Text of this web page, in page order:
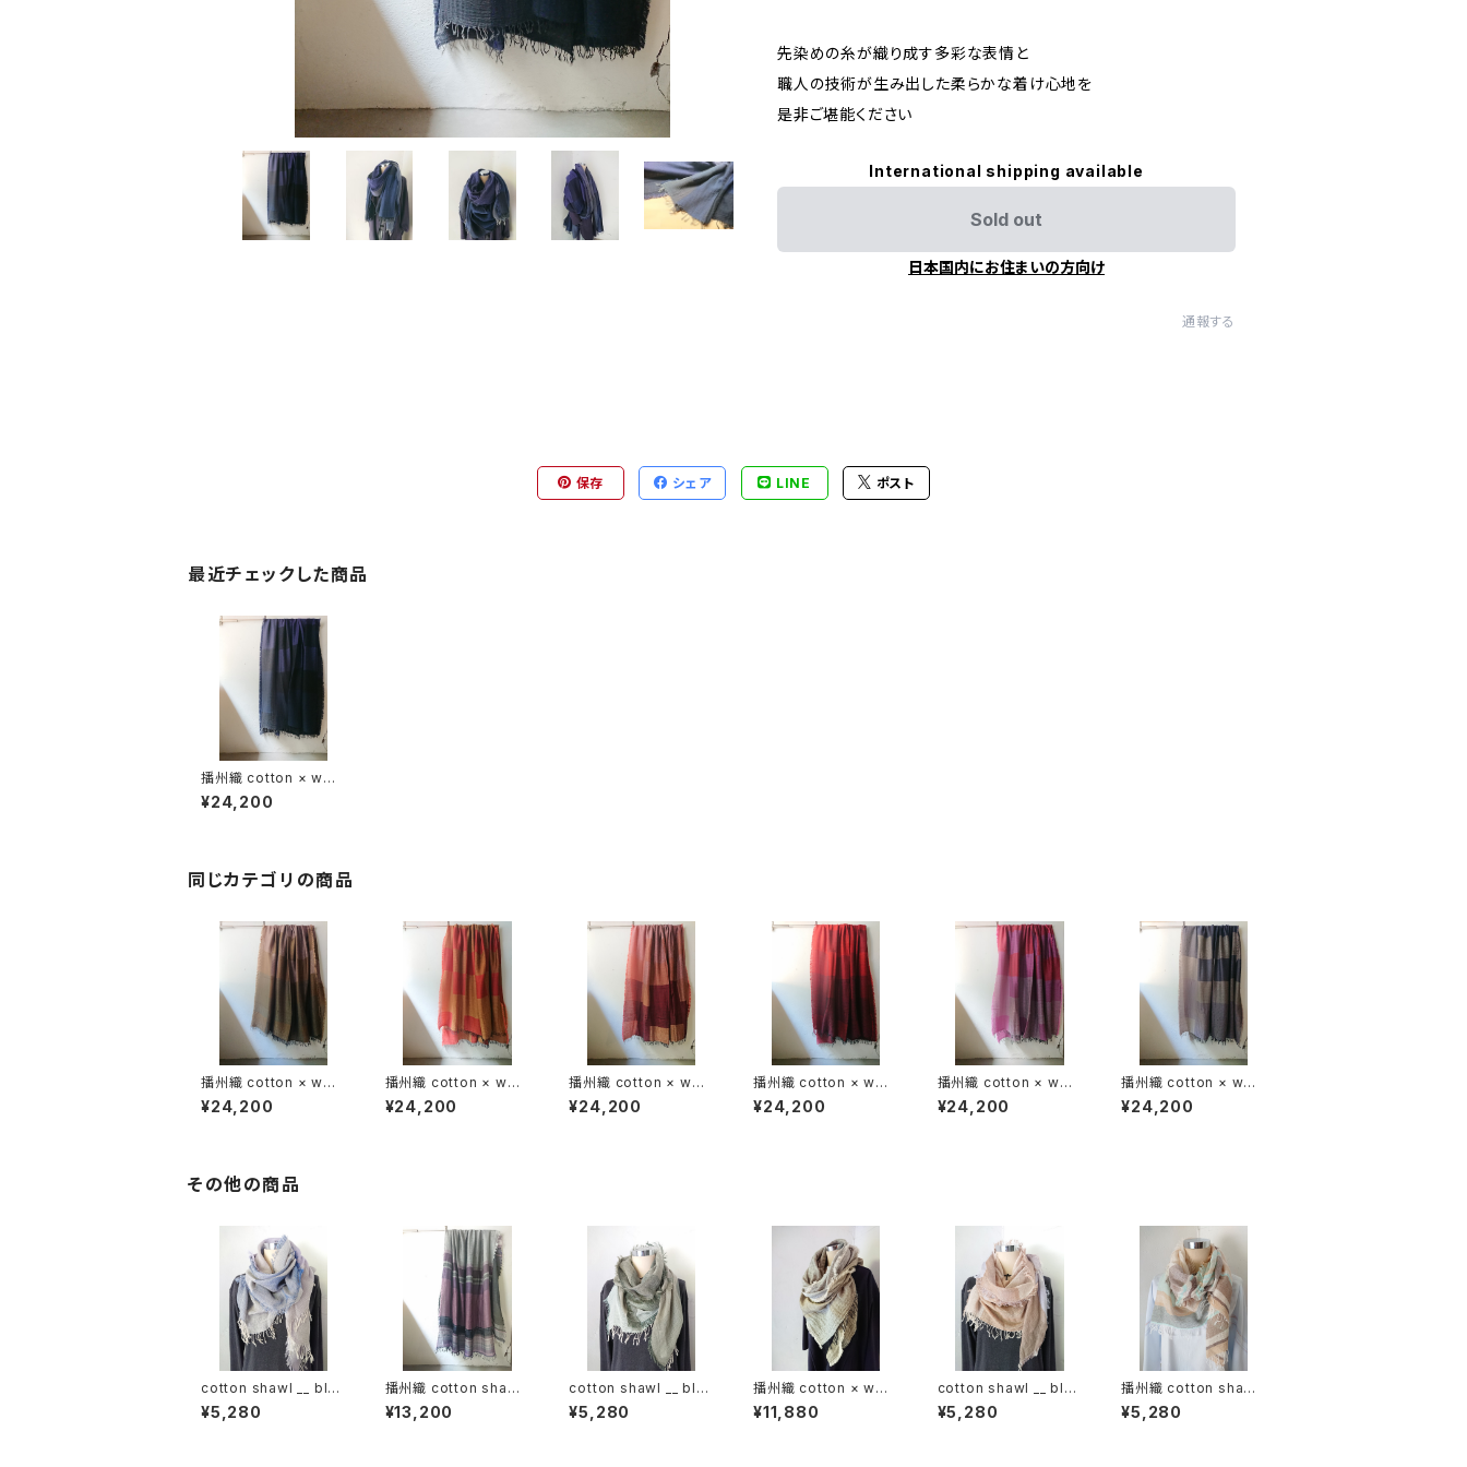
先染めの糸が織り成す多彩な表情と
職人の技術が生み出した柔らかな着け心地を
是非ご堪能ください
International shipping available
Sold out
日本国内にお住まいの方向け
通報する
保存 シェア LINE ポスト
最近チェックした商品
播州織 cotton × woo
l __ block 220-120
秋宵GK
¥24,200
同じカテゴリの商品
播州織 cotton × woo
l __ block 220-120
枯芙蓉GK
¥24,200
播州織 cotton × woo
l __ block 220-120
鬼灯GK
¥24,200
播州織 cotton × woo
l __ block 220-120
埋火GK
¥24,200
播州織 cotton × woo
l __ block 220-120
落陽GK
¥24,200
播州織 cotton × woo
l __ block 220-120
天竺牡丹GK
¥24,200
播州織 cotton × woo
l __ block 220-120
藤袴GK
¥24,200
その他の商品
cotton shawl __ blo
ck 160 桔梗w
¥5,280
播州織 cotton shawl
__ border 220-120
紫電GK
¥13,200
cotton shawl __ blo
ck 160 深閑w
¥5,280
播州織 cotton × woo
l shawl __ block 220
枯芒K
¥11,880
cotton shawl __ blo
ck 160 木通w
¥5,280
播州織 cotton shawl
__ border 160 啓蟄w
¥5,280